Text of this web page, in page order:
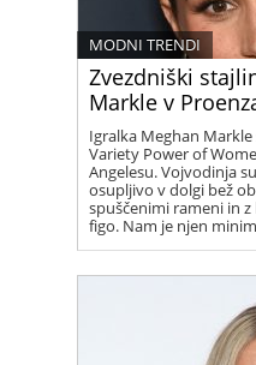
Zvezdniški
Markle v
MODNI TRENDI
Igralka Meghan
Variety Power of
Angelesu. Vojvodinja
osupljivo v dolgi bež
spuščenimi rameni in
figo. Nam je njen